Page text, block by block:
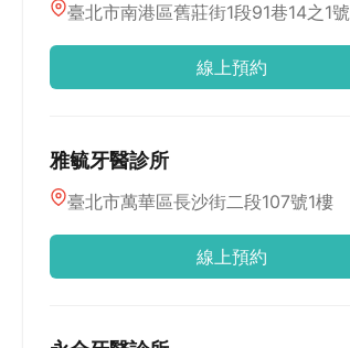
臺北市南港區舊莊街1段91巷14之1號
線上預約
雅毓牙醫診所
臺北市萬華區長沙街二段107號1樓
線上預約